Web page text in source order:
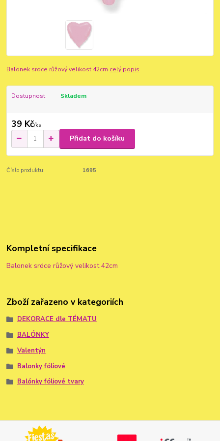
Balonek srdce růžový velikost 42cm celý popis
Dostupnost Skladem
39 Kč/ks
Přidat do košíku
Číslo produktu: 1695
Kompletní specifikace
Balonek srdce růžový velikost 42cm
Zboží zařazeno v kategoriích
DEKORACE dle TÉMATU
BALÓNKY
Valentýn
Balonky fóliové
Balónky fóliové tvary